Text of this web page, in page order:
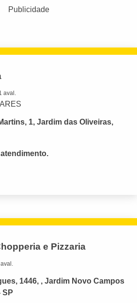
Publicidade
aval.
1, Jardim das Oliveiras,
e Pizzaria
1446, , Jardim Novo Campos
SP